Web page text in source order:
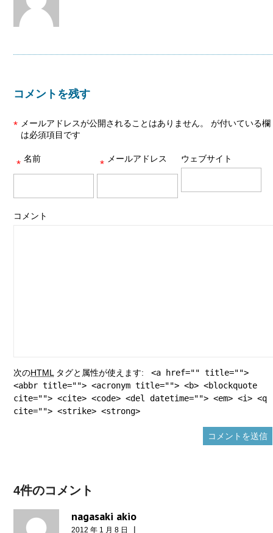
コメントを残す
メールアドレスが公開されることはありません。
*
が付いている欄
は必須項目です
名前
* メールアドレス
* ウェブサイト
コメント
次のHTML タグと属性が使えます:
<a href="" title="">
<abbr title=""> <acronym title=""> <b> <blockquote
cite=""> <cite> <code> <del datetime=""> <em> <i> <q
cite=""> <strike> <strong>
4件のコメント
nagasaki akio
2012 年 1 月 8 日 |